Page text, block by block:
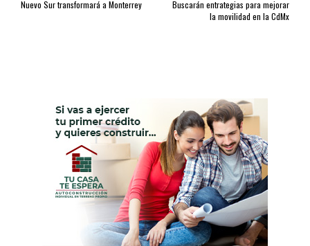
Nuevo Sur transformará a Monterrey
Buscarán entrategias para mejorar
la movilidad en la CdMx